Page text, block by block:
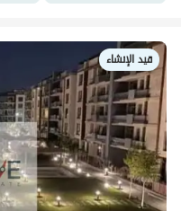
قيد الإنشاء